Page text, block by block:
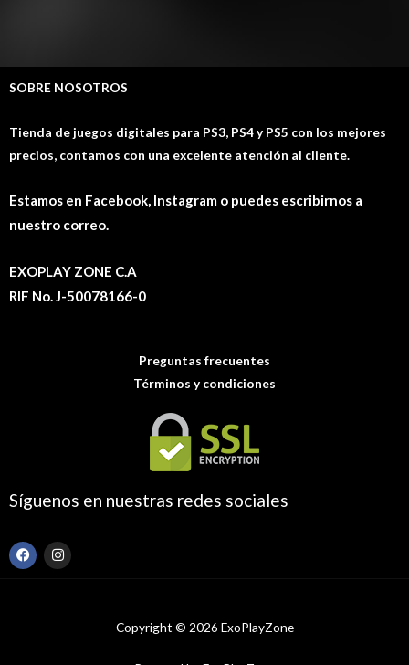
SOBRE NOSOTROS
Tienda de juegos digitales para PS3, PS4 y PS5 con los mejores
precios, contamos con una excelente atención al cliente.
Estamos en Facebook, Instagram o puedes escribirnos a
nuestro correo.
EXOPLAY ZONE C.A
RIF No. J-50078166-0
Preguntas frecuentes
Términos y condiciones
Síguenos en nuestras redes sociales
F
a
c
I
n
s
Copyright © 2026 ExoPlayZone